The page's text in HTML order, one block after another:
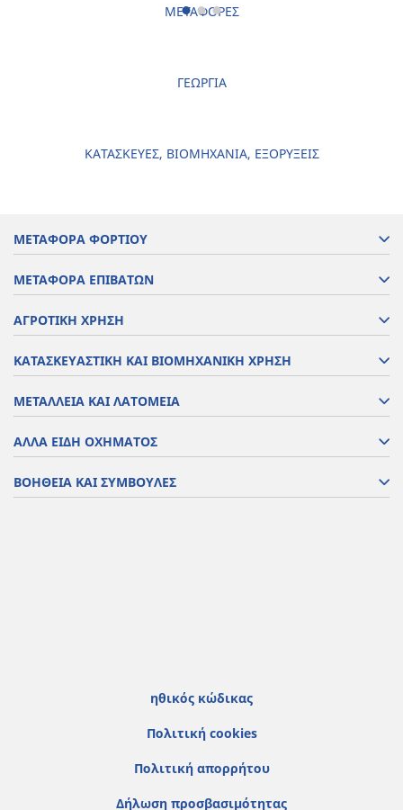
ΜΕΤΑΦΟΡΕΣ
ΓΕΩΡΓΙΑ
ΚΑΤΑΣΚΕΥΕΣ, ΒΙΟΜΗΧΑΝΙΑ, ΕΞΟΡΥΞΕΙΣ
ΜΕΤΑΦΟΡΑ ΦΟΡΤΙΟΥ
ΜΕΤΑΦΟΡΑ ΕΠΙΒΑΤΩΝ
ΑΓΡΟΤΙΚΗ ΧΡΗΣΗ
ΚΑΤΑΣΚΕΥΑΣΤΙΚΗ ΚΑΙ ΒΙΟΜΗΧΑΝΙΚΗ ΧΡΗΣΗ
ΜΕΤΑΛΛΕΙΑ ΚΑΙ ΛΑΤΟΜΕΙΑ
ΑΛΛΑ ΕΙΔΗ ΟΧΗΜΑΤΟΣ
ΒΟΗΘΕΙΑ ΚΑΙ ΣΥΜΒΟΥΛΕΣ
ηθικός κώδικας
Πολιτική cookies
Πολιτική απορρήτου
Δήλωση προσβασιμότητας